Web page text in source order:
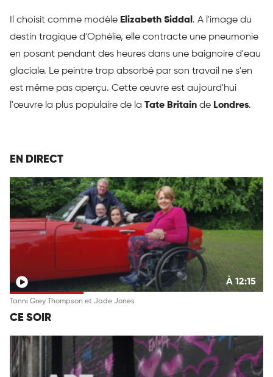
Il choisit comme modèle Elizabeth Siddal . A l'image du
destin tragique d'Ophélie, elle contracte une pneumonie
en posant pendant des heures dans une baignoire d'eau
glaciale. Le peintre trop absorbé par son travail ne s'en
est même pas aperçu. Cette œuvre est aujourd'hui
l'œuvre la plus populaire de la Tate Britain de Londres.
EN DIRECT
À 12:15
Tanni Grey Thompson et Jade Jones
CE SOIR